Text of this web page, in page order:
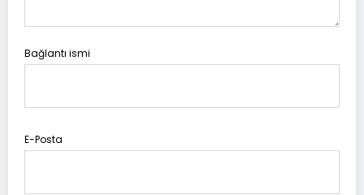
Bağlantı ismi
E-Posta